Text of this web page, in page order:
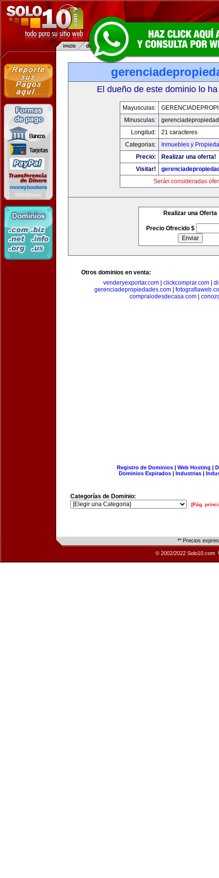
El dueño de este dominio lo
Mayusculas:
Minusculas:
Longitud:
21 caracteres
Categorias:
Inmuebles y
Precio:
Realizar una oferta!
Visitar!
Serán consideradas
Realizar una Oferta
Precio Ofrecido $
Otros dominios en venta:
venderyexportar.com
clickcomprar.com
gerenciadepropiedades.com|
compralodesdecasa.com|
Registro de Dominios| Web Hosting |
Dominios Expirados | Industrias |
Categorías de Dominio:
[Pág.
** Precios
© 2002/2022 Solo10.com